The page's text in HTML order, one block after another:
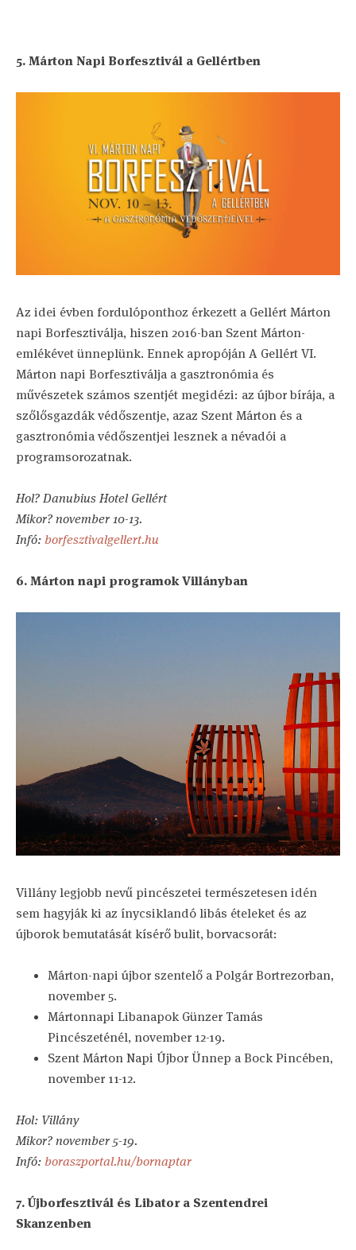
5. Márton Napi Borfesztivál a Gellértben
Az idei évben fordulóponthoz érkezett a Gellért Márton
napi Borfesztiválja, hiszen 2016-ban Szent Márton-
emlékévet ünneplünk. Ennek apropóján A Gellért VI.
Márton napi Borfesztiválja a gasztronómia és
művészetek számos szentjét megidézi: az újbor bírája, a
szőlősgazdák védőszentje, azaz Szent Márton és a
gasztronómia védőszentjei lesznek a névadói a
programsorozatnak.
Hol? Danubius Hotel Gellért
Mikor? november 10-13.
Infó:borfesztivalgellert.hu
6. Márton napi programok Villányban
Villány legjobb nevű pincészetei természetesen idén
sem hagyják ki az ínycsiklandó libás ételeket és az
újborok bemutatását kísérő bulit, borvacsorát:
Márton-napi újbor szentelő a Polgár Bortrezorban,
november 5.
Mártonnapi Libanapok Günzer Tamás
Pincészeténél, november 12-19.
Szent Márton Napi Újbor Ünnep a Bock Pincében,
november 11-12.
Hol: Villány
Mikor? november 5-19.
Infó:boraszportal.hu/bornaptar
7. Újborfesztivál és Libator a Szentendrei
Skanzenben